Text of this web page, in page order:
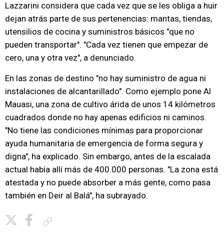
Lazzarini considera que cada vez que se les obliga a huir
dejan atrás parte de sus pertenencias: mantas, tiendas,
utensilios de cocina y suministros básicos "que no
pueden transportar". "Cada vez tienen que empezar de
cero, una y otra vez", a denunciado.
En las zonas de destino "no hay suministro de agua ni
instalaciones de alcantarillado". Como ejemplo pone Al
Mauasi, una zona de cultivo árida de unos 14 kilómetros
cuadrados donde no hay apenas edificios ni caminos.
"No tiene las condiciones mínimas para proporcionar
ayuda humanitaria de emergencia de forma segura y
digna", ha explicado. Sin embargo, antes de la escalada
actual había allí más de 400.000 personas. "La zona está
atestada y no puede absorber a más gente, como pasa
también en Deir al Balá", ha subrayado.